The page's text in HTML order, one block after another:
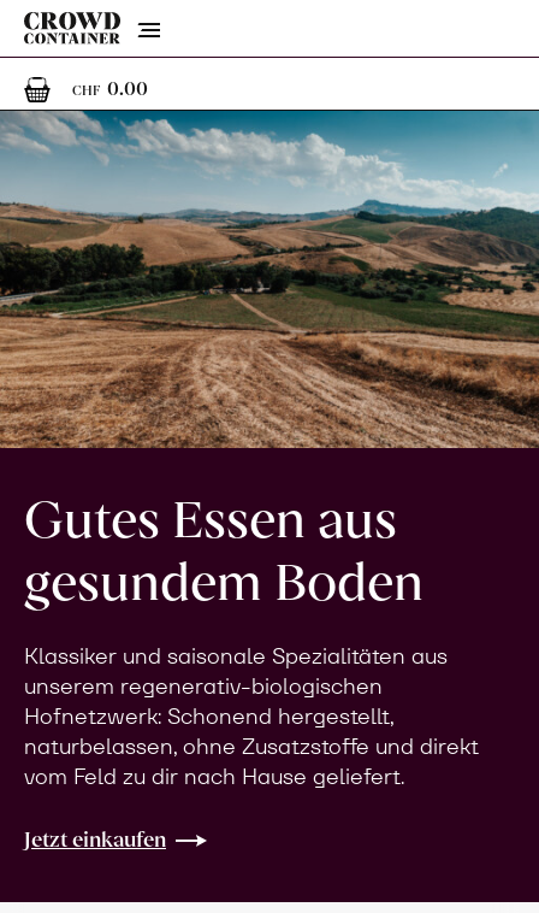
Menu
CHF 0.000 Artikel im Warenkorb
Gutes Essen aus
gesundem Boden
Klassiker und saisonale Spezialitäten aus
unserem regenerativ-biologischen
Hofnetzwerk: Schonend hergestellt,
naturbelassen, ohne Zusatzstoffe und direkt
vom Feld zu dir nach Hause geliefert.
Jetzt einkaufen